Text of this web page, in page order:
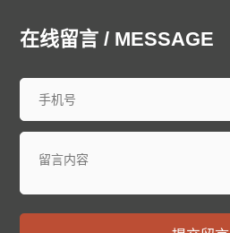
在线留言 / MESSAGE